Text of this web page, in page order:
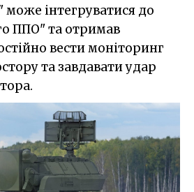
може інтегруватися до
ППО" та отримав
вести моніторинг
та завдавати удар